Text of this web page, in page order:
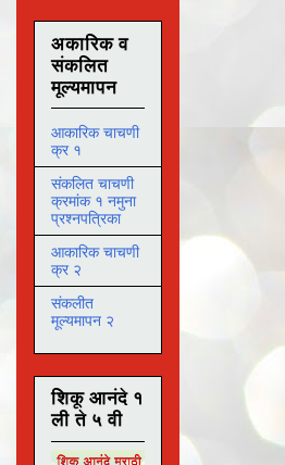
अकारिक व
संकलित
मूल्यमापन
आकारिक चाचणी
क्र १
संकलित चाचणी
क्रमांक १ नमुना
प्रश्नपत्रिका
आकारिक चाचणी
क्र २
संकलीत
मूल्यमापन २
शिकू आनंदे १
ली ते ५ वी